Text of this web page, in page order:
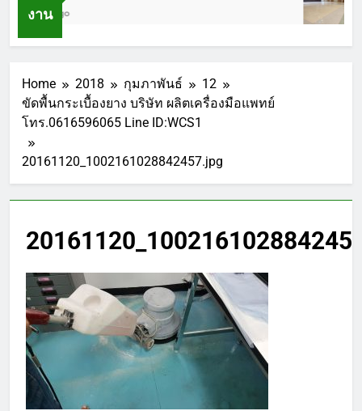
งาน
1 ปี Ago
Home 2018 กุมภาพันธ์
12
ขัดพื้นกระเบื้องยาง บริษัท ผลิตเครื่องมือแพทย์
โทร.0616596065 Line ID:WCS1
20161120_1002161028842457.jpg